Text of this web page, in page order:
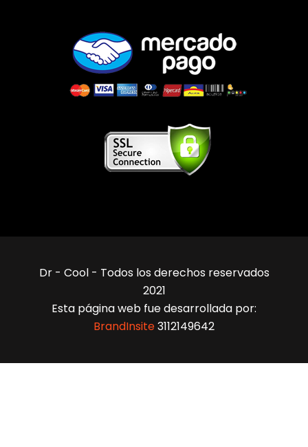
Dr - Cool - Todos los derechos reservados
2021
Esta página web fue desarrollada por:
BrandInsite3112149642